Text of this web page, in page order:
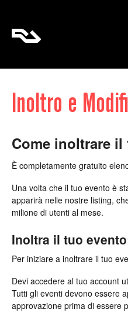
Inoltro e
Come inoltrare il
È completamente gratuito
Una volta che il tuo evento è
apparirà nelle nostre listing,
milione di utenti al mese.
Inoltra il tuo
Per iniziare a inoltrare il tuo
Devi accedere al tuo account
Tutti gli eventi devono essere
approvazione prima di essere